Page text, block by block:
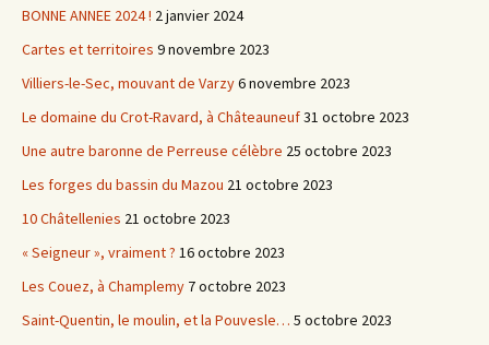
BONNE ANNEE 2024 ! 2 janvier 2024
Cartes et territoires 9 novembre 2023
Villiers-le-Sec, mouvant de Varzy6 novembre 2023
Le domaine du Crot-Ravard, à Châteauneuf31 octobre 2023
Une autre baronne de Perreuse célèbre 25 octobre 2023
Les forges du bassin du Mazou 21 octobre 2023
10 Châtellenies 21 octobre 2023
« Seigneur », vraiment ? 16 octobre 2023
Les Couez, à Champlemy 7 octobre 2023
Saint-Quentin, le moulin, et la Pouvesle… 5 octobre 2023